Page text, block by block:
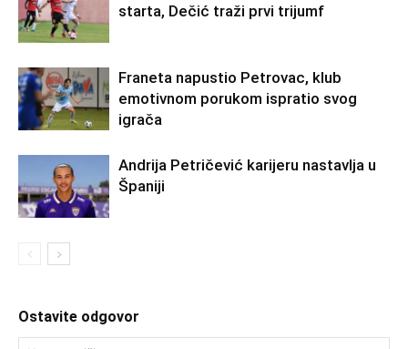
starta, Dečić traži prvi trijumf
Franeta napustio Petrovac, klub
emotivnom porukom ispratio svog
igrača
Andrija Petričević karijeru nastavlja u
Španiji
Ostavite odgovor